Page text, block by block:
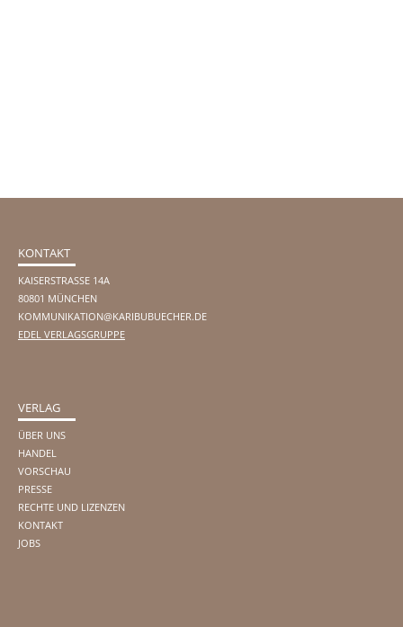
KONTAKT
KAISERSTRASSE 14A
80801 MÜNCHEN
KOMMUNIKATION@KARIBUBUECHER.DE
EDEL VERLAGSGRUPPE
VERLAG
ÜBER UNS
HANDEL
VORSCHAU
PRESSE
RECHTE UND LIZENZEN
KONTAKT
JOBS